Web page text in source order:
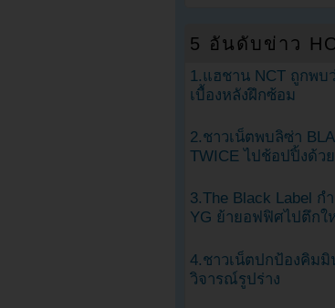
5 อันดับข่าว
1.แฮชาน NCT ถูกพบ
เบื้องหลังฝึกซ้อม
2.ชาวเน็ตพบลิซ่า
TWICE ไปช้อปปิ้งด้ว
3.The Black Label ก
YG ย้ายอฟฟิศไปตึกใ
4.ชาวเน็ตปกป้องคิมมิ
วิจารณ์รูปร่าง